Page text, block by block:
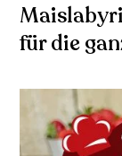
für die